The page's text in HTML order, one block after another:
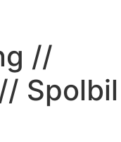
//
Spolbil